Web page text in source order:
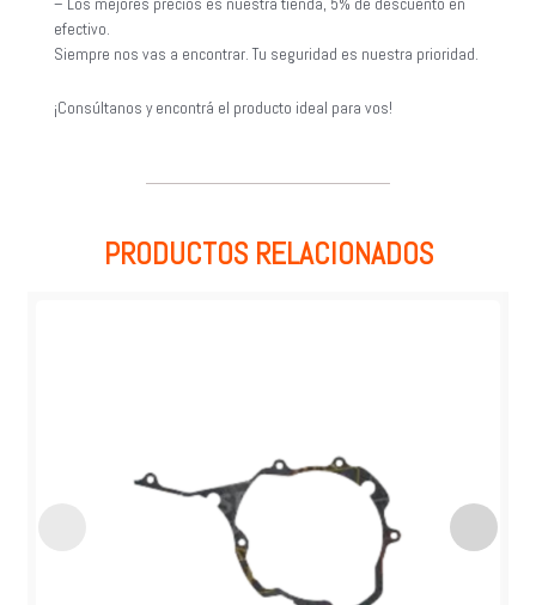
efectivo.
Siempre nos vas a encontrar. Tu seguridad es nuestra prioridad.
¡Consúltanos y encontrá el producto ideal para vos!
PRODUCTOS RELACIONADOS